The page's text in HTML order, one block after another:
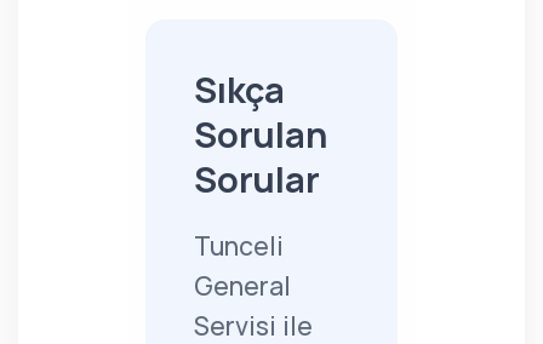
Sıkça
Sorulan
Sorular
Tunceli
General
Servisi ile